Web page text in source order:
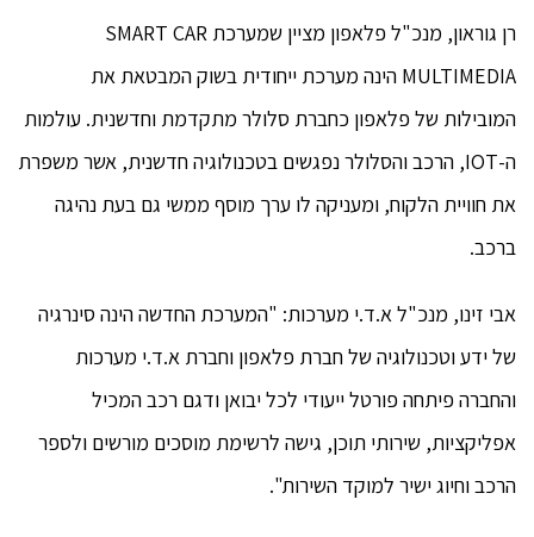
רן גוראון, מנכ"ל פלאפון מציין שמערכת SMART CAR
MULTIMEDIA הינה מערכת ייחודית בשוק המבטאת את
המובילות של פלאפון כחברת סלולר מתקדמת וחדשנית. עולמות
ה-IOT, הרכב והסלולר נפגשים בטכנולוגיה חדשנית, אשר משפרת
את חוויית הלקוח, ומעניקה לו ערך מוסף ממשי גם בעת נהיגה
ברכב.
אבי זינו, מנכ"ל א.ד.י מערכות: "המערכת החדשה הינה סינרגיה
של ידע וטכנולוגיה של חברת פלאפון וחברת א.ד.י מערכות
והחברה פיתחה פורטל ייעודי לכל יבואן ודגם רכב המכיל
אפליקציות, שירותי תוכן, גישה לרשימת מוסכים מורשים ולספר
הרכב וחיוג ישיר למוקד השירות".